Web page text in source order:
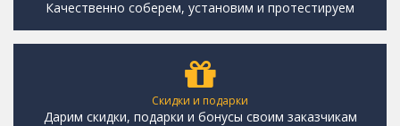
Качественно соберем, установим и протестируем
Скидки и подарки
Дарим скидки, подарки и бонусы своим заказчикам